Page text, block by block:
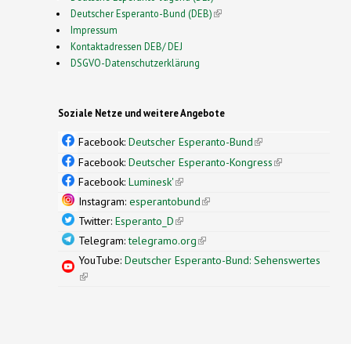
Deutscher Esperanto-Bund (DEB)(link is external)
Impressum
Kontaktadressen DEB/ DEJ
DSGVO-Datenschutzerklärung
Soziale Netze und weitere Angebote
Facebook: Deutscher Esperanto-Bund(link is
external)
Facebook: Deutscher Esperanto-Kongress(link is
Facebook: Luminesk'(link is external)
Instagram: esperantobund(link is external)
Twitter: Esperanto_D(link is external)
Telegram:telegramo.org(link is external)
YouTube: Deutscher Esperanto-Bund: Sehenswertes
(link is external)